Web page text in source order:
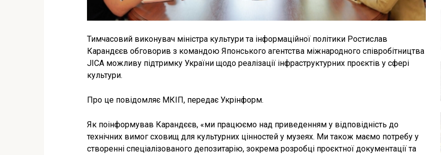
Тимчасовий виконувач міністра культури та інформаційної політики Ростислав
Карандєєв обговорив з командою Японського агентства міжнародного співробітництва
JICA можливу підтримку України щодо реалізації інфраструктурних проєктів у сфері
культури.
Про це повідомляє МКІП, передає Укрінформ.
Як поінформував Карандєєв, «ми працюємо над приведенням у відповідність до
технічних вимог сховищ для культурних цінностей у музеях. Ми також маємо потребу у
створенні спеціалізованого депозитарію, зокрема розробці проєктної документації та